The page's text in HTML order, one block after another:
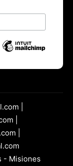
|
|
|
- Misiones